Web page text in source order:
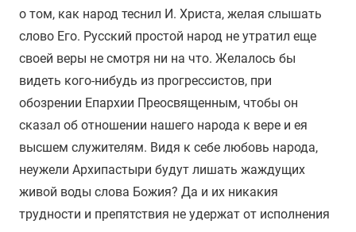
о том, как народ теснил И. Христа, желая слышать
слово Его. Русский простой народ не утратил еще
своей веры не смотря ни на что. Желалось бы
видеть кого-нибудь из прогрессистов, при
обозрении Епархии Преосвященным, чтобы он
сказал об отношении нашего народа к вере и ея
высшем служителям. Видя к себе любовь народа,
неужели Архипастыри будут лишать жаждущих
живой воды слова Божия? Да и их никакия
трудности и препятствия не удержат от исполнения